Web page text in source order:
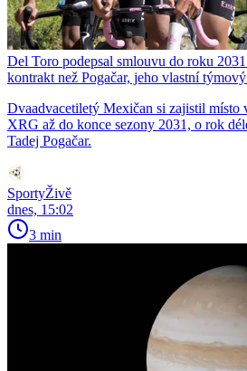
Del Toro podepsal smlouvu do roku
kontrakt než Pogačar, jeho vlastní
Dvaadvacetiletý Mexičan si zajistil místo
XRG až do konce sezony 2031, o rok
Tadej Pogačar.
SportyŽivě
dnes, 15:02
3 min